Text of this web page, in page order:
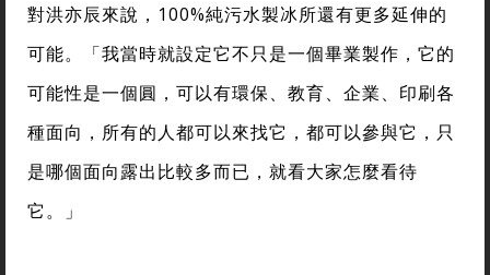
對洪亦辰來說，100%純污水製冰所還有更多延伸的
可能。「我當時就設定它不只是一個畢業製作，它的
可能性是一個圓，可以有環保、教育、企業、印刷各
種面向，所有的人都可以來找它，都可以參與它，只
是哪個面向露出比較多而已，就看大家怎麼看待
它。」